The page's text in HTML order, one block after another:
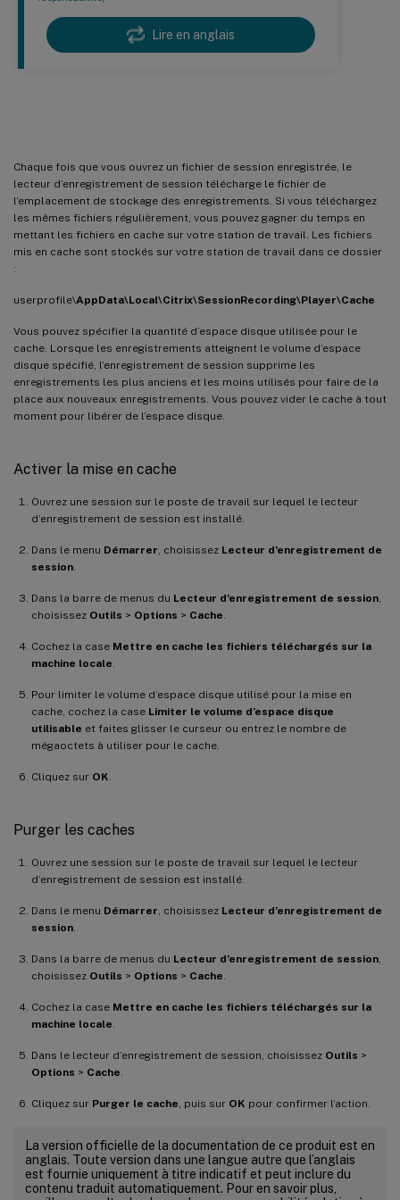
Lire en anglais
Chaque fois que vous ouvrez un fichier de session enregistrée, le
lecteur d’enregistrement de session télécharge le fichier de
l’emplacement de stockage des enregistrements. Si vous téléchargez
les mêmes fichiers régulièrement, vous pouvez gagner du temps en
mettant les fichiers en cache sur votre station de travail. Les fichiers
mis en cache sont stockés sur votre station de travail dans ce dossier
:
userprofile\AppData\Local\Citrix\SessionRecording\Player\Cache
Vous pouvez spécifier la quantité d’espace disque utilisée pour le
cache. Lorsque les enregistrements atteignent le volume d’espace
disque spécifié, l’enregistrement de session supprime les
enregistrements les plus anciens et les moins utilisés pour faire de la
place aux nouveaux enregistrements. Vous pouvez vider le cache à tout
moment pour libérer de l’espace disque.
Activer la mise en cache
Ouvrez une session sur le poste de travail sur lequel le lecteur
d’enregistrement de session est installé.
Dans le menu Démarrer , choisissez Lecteur d’enregistrement de
session
Dans la barre de menus du Lecteur d’enregistrement de session
choisissez Outils > Options > Cache
Cochez la case Mettre en cache les fichiers téléchargés sur la
machine locale
Pour limiter le volume d’espace disque utilisé pour la mise en
cache, cochez la case Limiter le volume d’espace disque
utilisable et faites glisser le curseur ou entrez le nombre de
mégaoctets à utiliser pour le cache.
Cliquez sur OK
Purger les caches
Ouvrez une session sur le poste de travail sur lequel le lecteur
d’enregistrement de session est installé.
Dans le menu Démarrer , choisissez Lecteur d’enregistrement de
session
Dans la barre de menus du Lecteur d’enregistrement de session
choisissez Outils > Options > Cache
Cochez la case Mettre en cache les fichiers téléchargés sur la
machine locale
Dans le lecteur d’enregistrement de session, choisissez Outils >
Options > Cache
Cliquez sur Purger le cache , puis sur OK pour confirmer l’action.
La version officielle de la documentation de ce produit est en
anglais. Toute version dans une langue autre que l’anglais
est fournie uniquement à titre indicatif et peut inclure du
contenu traduit automatiquement. Pour en savoir plus,